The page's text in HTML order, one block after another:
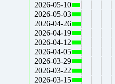
2026-05-10
2026-05-03
2026-04-26
2026-04-19
2026-04-12
2026-04-05
2026-03-29
2026-03-22
2026-03-15